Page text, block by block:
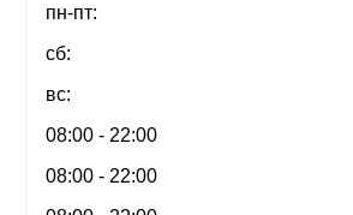
пн-пт:
сб:
вс:
08:00 - 22:00
08:00 - 22:00